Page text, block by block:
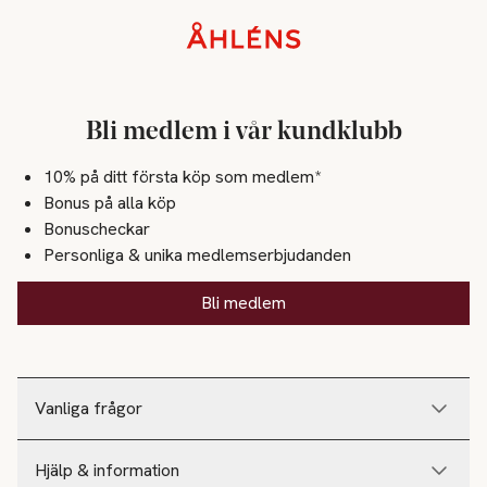
Vanliga frågor
Hjälp & information
Bli medlem i vår kundklubb
10% på ditt första köp som medlem*
Bonus på alla köp
Bonuscheckar
Personliga & unika medlemserbjudanden
Bli medlem